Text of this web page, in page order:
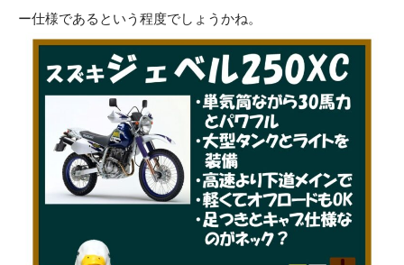
ー仕様であるという程度でしょうかね。